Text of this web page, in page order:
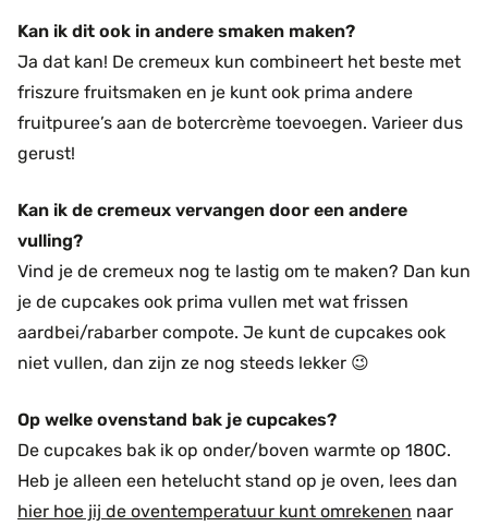
Kan ik dit ook in andere smaken maken?
Ja dat kan! De cremeux kun combineert het beste met
friszure fruitsmaken en je kunt ook prima andere
fruitpuree’s aan de botercrème toevoegen. Varieer dus
gerust!
Kan ik de cremeux vervangen door een andere
vulling?
Vind je de cremeux nog te lastig om te maken? Dan kun
je de cupcakes ook prima vullen met wat frissen
aardbei/rabarber compote. Je kunt de cupcakes ook
niet vullen, dan zijn ze nog steeds lekker 😉
Op welke ovenstand bak je cupcakes?
De cupcakes bak ik op onder/boven warmte op 180C.
Heb je alleen een hetelucht stand op je oven, lees dan
hier hoe jij de oventemperatuur kunt omrekenen naar